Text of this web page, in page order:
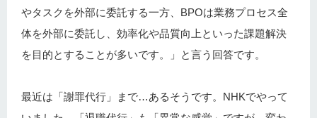
やタスクを外部に委託する一方、BPOは業務プロセス全
体を外部に委託し、効率化や品質向上といった課題解決
を目的とすることが多いです。 」と言う回答です。
最近は「謝罪代行」まで…あるそうです。NHKでやって